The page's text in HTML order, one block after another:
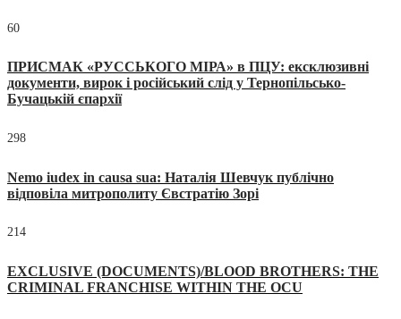
60
ПРИСМАК «РУССЬКОГО МІРА» в ПЦУ: ексклюзивні
документи, вирок і російський слід у Тернопільсько-
Бучацькій єпархії
298
Nemo iudex in causa sua: Наталія Шевчук публічно
відповіла митрополиту Євстратію Зорі
214
EXCLUSIVE (DOCUMENTS)/BLOOD BROTHERS: THE
CRIMINAL FRANCHISE WITHIN THE OCU